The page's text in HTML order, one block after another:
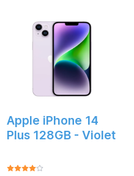
Apple iPhone 14
Plus 128GB - Violet